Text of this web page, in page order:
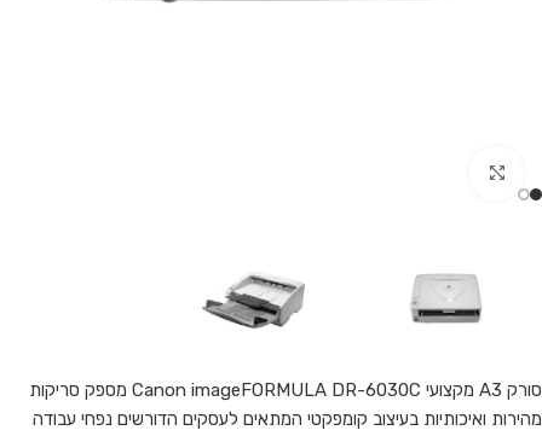
סורק A3 מקצועי Canon imageFORMULA DR-6030C מספק סריקות
מהירות ואיכותיות בעיצוב קומפקטי המתאים לעסקים הדורשים נפחי עבודה